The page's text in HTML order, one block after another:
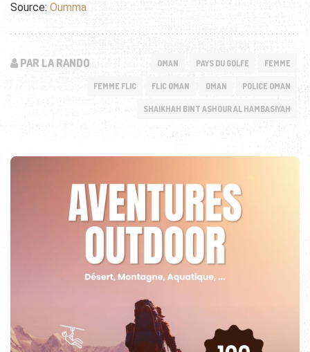
Source: Oumma
PAR LA RANDO OMAN PAYS DU GOLFE FEMME
FEMME FLIC FLIC OMAN OMAN POLICE OMAN
SHAIKHAH BINT ASHOUR AL HAMBASIYAH